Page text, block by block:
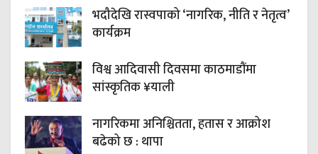
भदौदेखि रास्वपाको ‘नागरिक, नीति र नेतृत्व’
कार्यक्रम
विश्व आदिवासी दिवसमा काठमाडौंमा
सांस्कृतिक ¥याली
नागरिकमा अनिश्चितता, हतास र आक्रोश
बढेको छ : थापा